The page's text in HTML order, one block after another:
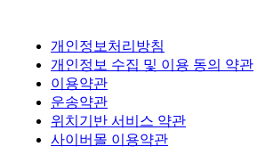
개인정보처리방침
개인정보 수집 및 이용 동의 약관
이용약관
운송약관
위치기반 서비스 약관
사이버몰 이용약관